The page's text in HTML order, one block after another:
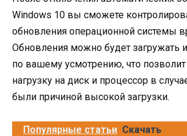
Windows 10 вы сможете
обновления операционной системы
Обновления можно будет загружать
по вашему усмотрению, что позволит
нагрузку на диск и процессор в
были причиной высокой загрузки.
Популярные статьи Скачать